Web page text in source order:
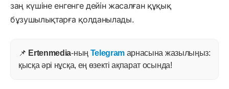
заң күшіне енгенге дейін жасалған құқық
бұзушылықтарға қолданылады.
📌 Ertenmedia-ның Telegram арнасына жазылыңыз:
қысқа әрі нұсқа, ең өзекті ақпарат осында!